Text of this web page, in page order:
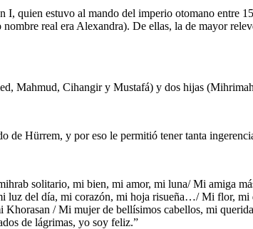
quien estuvo al mando del imperio otomano entre
real era Alexandra). De ellas, la de mayor
Mahmud, Cihangir y Mustafá) y dos hijas
de Hürrem, y por eso le permitió tener tanta
solitario, mi bien, mi amor, mi luna/ Mi amiga
luz del día, mi corazón, mi hoja risueña…/ Mi flor,
/ Mi mujer de bellísimos cabellos, mi
de lágrimas, yo soy feliz.”